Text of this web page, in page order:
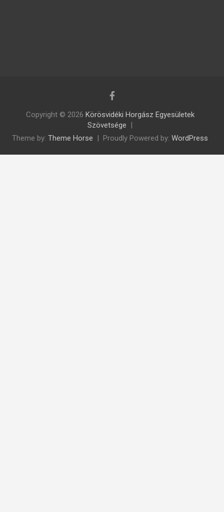
Copyright © 2026 Körösvidéki Horgász Egyesületek
Szövetsége
Theme by: Theme Horse Proudly Powered by: WordPress